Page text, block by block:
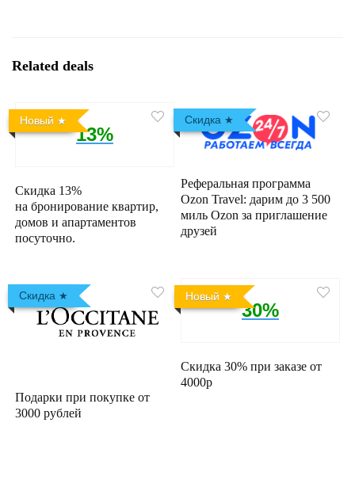
Related deals
Новый
13%
Скидка 13%
на бронирование квартир,
домов и апартаментов
посуточно.
Скидка
Реферальная программа
Ozon Travel: дарим до 3 500
миль Ozon за приглашение
друзей
Скидка
Подарки при покупке от
3000 рублей
Новый
30%
Скидка 30% при заказе от
4000р